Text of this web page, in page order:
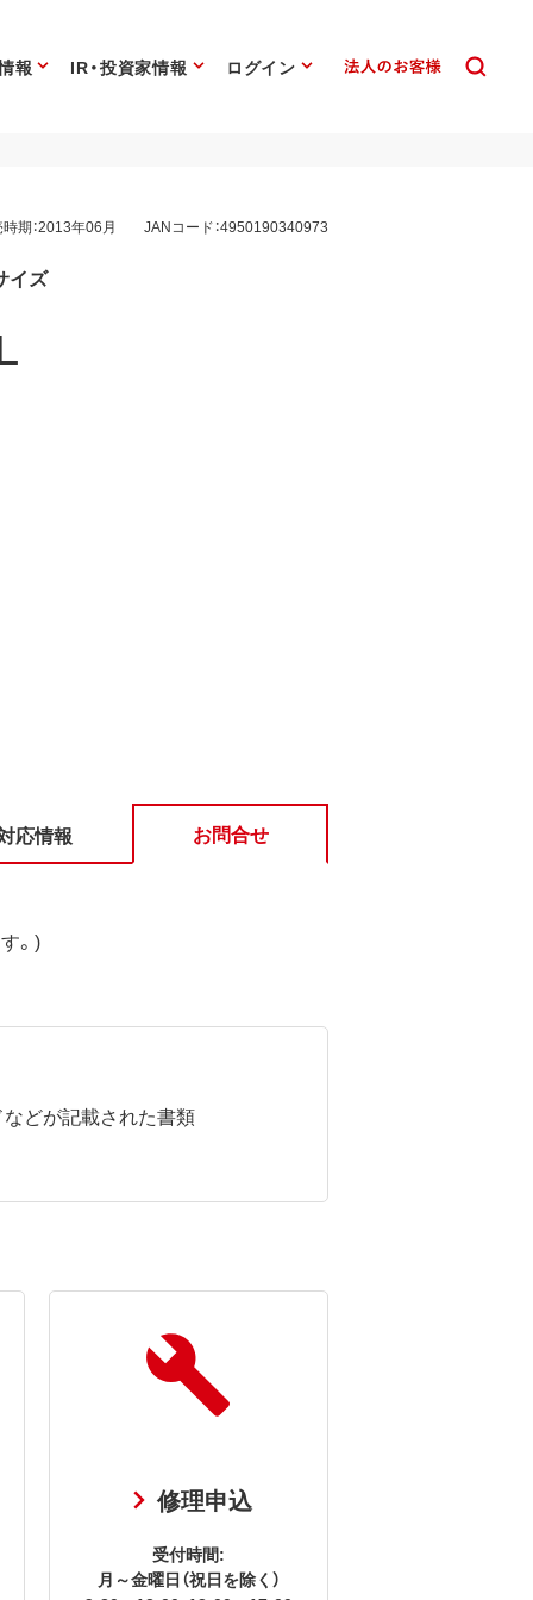
報 IR・投資家情報 ログイン
期：2013年06月 JANコード：4950190340973
イズ
応情報 お問合せ
。)
どが記載された書類
修理申込
受付時間:
月～金曜日（祝日を除く）